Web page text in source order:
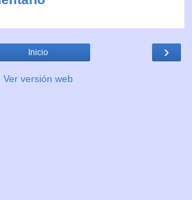
›
Inicio
Ver versión web